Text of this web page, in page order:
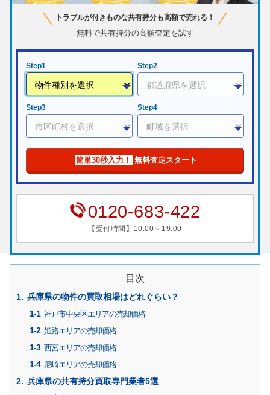
トラブルが付きものな共有持分も高額で売れる！
無料で共有持分の高額査定を試す
Step1 Step2
Step3 Step4
簡単30秒入力！ 無料査定スタート
0120-683-422
【受付時間】10:00～19:00
目次
兵庫県の物件の買取相場はどれぐらい？
神戸市中央区エリアの売却価格
姫路エリアの売却価格
西宮エリアの売却価格
尼崎エリアの売却価格
兵庫県の共有持分買取専門業者5選